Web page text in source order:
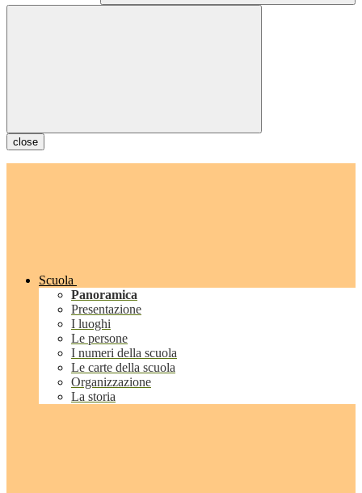
close
Scuola
Panoramica
Presentazione
I luoghi
Le persone
I numeri della scuola
Le carte della scuola
Organizzazione
La storia